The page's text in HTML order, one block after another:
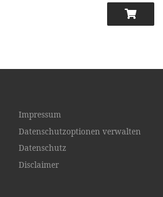
Impressum
Datenschutzoptionen verwalten
Datenschutz
Disclaimer